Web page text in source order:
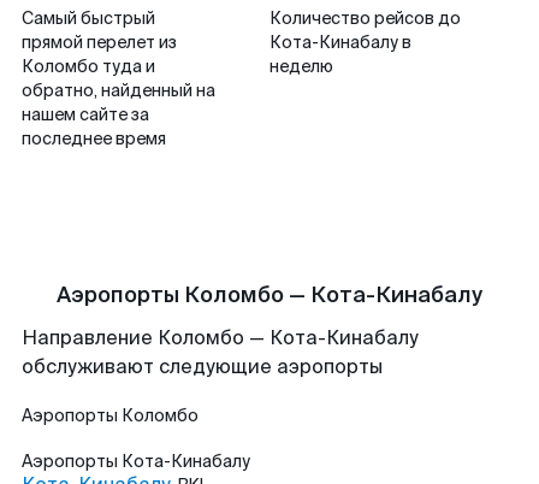
Самый быстрый
прямой перелет из
Коломбо туда и
обратно, найденный на
нашем сайте за
последнее время
Количество рейсов до
Кота-Кинабалу в
неделю
Аэропорты Коломбо — Кота-Кинабалу
Направление Коломбо — Кота-Кинабалу
обслуживают следующие аэропорты
Аэропорты Коломбо
Аэропорты Кота-Кинабалу